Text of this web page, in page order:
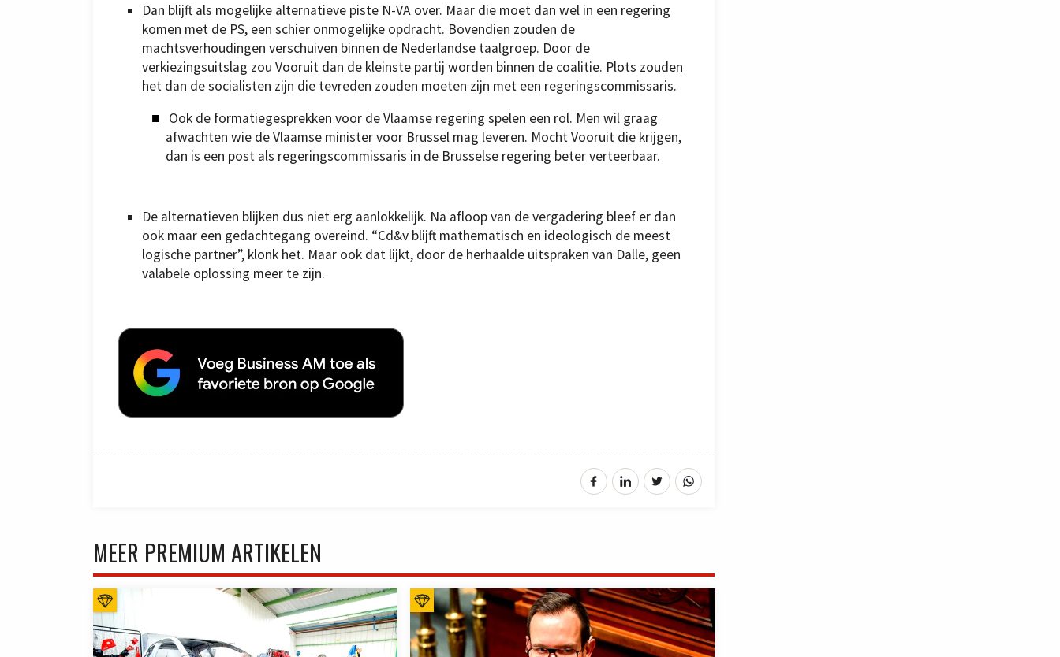
Dan blijft als mogelijke alternatieve piste N-VA over. Maar die moet dan wel in een regering
komen met de PS, een schier onmogelijke opdracht. Bovendien zouden de
machtsverhoudingen verschuiven binnen de Nederlandse taalgroep. Door de
verkiezingsuitslag zou Vooruit dan de kleinste partij worden binnen de coalitie. Plots zouden
het dan de socialisten zijn die tevreden zouden moeten zijn met een regeringscommissaris.
Ook de formatiegesprekken voor de Vlaamse regering spelen een rol. Men wil graag
afwachten wie de Vlaamse minister voor Brussel mag leveren. Mocht Vooruit die krijgen,
dan is een post als regeringscommissaris in de Brusselse regering beter verteerbaar.
De alternatieven blijken dus niet erg aanlokkelijk. Na afloop van de vergadering bleef er dan
ook maar een gedachtegang overeind. “Cd&v blijft mathematisch en ideologisch de meest
logische partner”, klonk het. Maar ook dat lijkt, door de herhaalde uitspraken van Dalle, geen
valabele oplossing meer te zijn.
MEER PREMIUM ARTIKELEN